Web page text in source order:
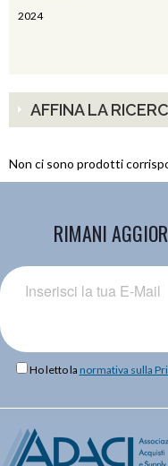
2024
AFFINA LA
Non ci sono prodotti
RIMANI
Ho letto la normativa sulla